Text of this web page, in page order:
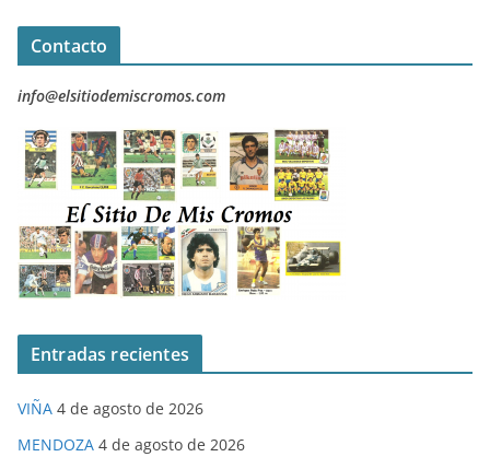
Contacto
info@elsitiodemiscromos.com
Entradas recientes
VIÑA 4 de agosto de 2026
MENDOZA 4 de agosto de 2026